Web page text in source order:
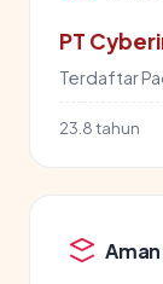
PT
Terdaftar
23.8 tahun
Aman